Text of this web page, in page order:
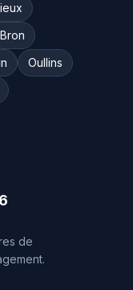
Bron
Oullins
de